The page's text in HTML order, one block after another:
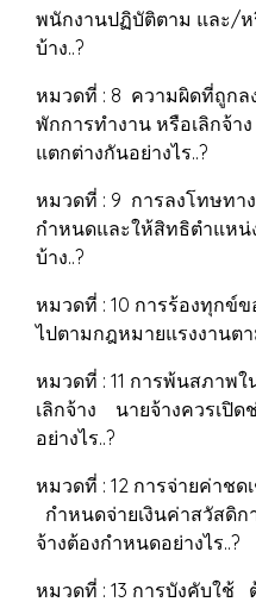
พนักงานปฏิบัติตาม และ/
บ้าง..?
หมวดที่ : 8 ความผิดที่ถูกล
พักการทำงาน หรือเลิกจ้
แตกต่างกันอย่างไร..?
หมวดที่ : 9 การลงโทษทา
กำหนดและให้สิทธิตำแหน่
บ้าง..?
หมวดที่ : 10 การร้องทุกข์
ไปตามกฎหมายแรงงานต
หมวดที่ : 11 การพ้นสภาพ
เลิกจ้าง นายจ้างควรเปิ
อย่างไร..?
หมวดที่ : 12 การจ่ายค่าชด
กำหนดจ่ายเงินค่าสวัสดิก
จ้างต้องกำหนดอย่างไร..?
หมวดที่ : 13 การบังคับใช้